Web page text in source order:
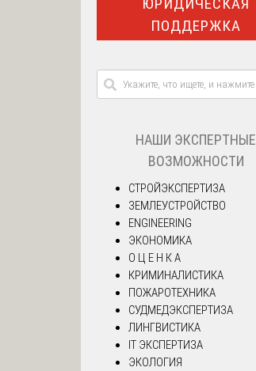
ПОДДЕРЖКА
НАШИ ЭКСПЕРТНЫЕ
ВОЗМОЖНОСТИ
СТРОЙЭКСПЕРТИЗА
ЗЕМЛЕУСТРОЙСТВО
ENGINEERING
ЭКОНОМИКА
О Ц Е Н К А
КРИМИНАЛИСТИКА
ПОЖАРОТЕХНИКА
СУДМЕДЭКСПЕРТИЗА
ЛИНГВИСТИКА
IT ЭКСПЕРТИЗА
ЭКОЛОГИЯ